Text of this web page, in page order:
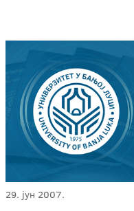
29. јун 2007.